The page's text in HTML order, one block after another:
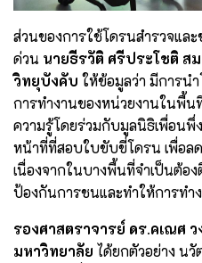
ส่วนของการใช้โดรนสำรวจและ
ด่วน นายธีรวัติ ศรีประโชติ ส
วิทยุบังคับ ให้ข้อมูลว่า มีการน
การทำงานของหน่วยงานในพื้น
ความรู้โดยร่วมกับมูลนิธิเพื่อนพึ่
หน้าที่ที่สอบใบขับขี่โดรน เพื่อ
เนื่องจากในบางพื้นที่จำเป็นต้อ
ป้องกันการชนและทำให้การทำ
รองศาสตราจารย์ ดร.คเณศ
มหาวิทยาลัย ได้ยกตัวอย่าง น